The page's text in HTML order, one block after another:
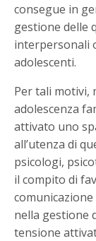
consegue in
gestione delle
interpersonali
adolescenti.
Per tali motivi,
adolescenza
attivato uno
all’utenza di
psicologi,
il compito di
nella gestione
tensione